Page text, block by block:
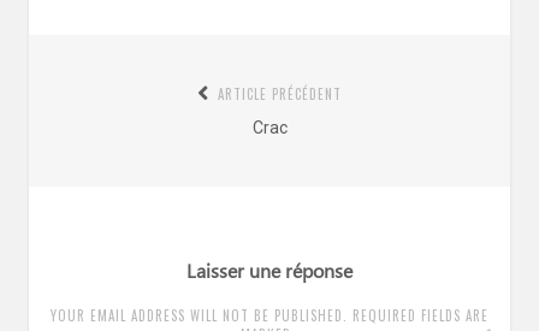
ARTICLE PRÉCÉDENT
Article
Crac
Laisser une réponse
YOUR EMAIL ADDRESS WILL NOT BE PUBLISHED. REQUIRED FIELDS ARE